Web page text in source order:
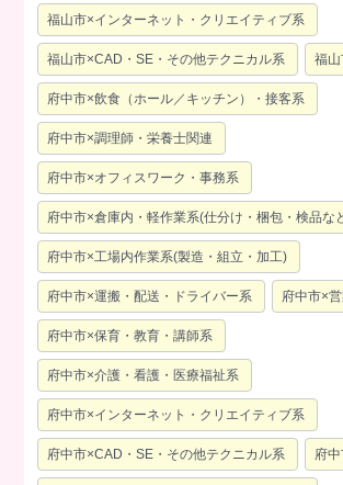
福山市×インターネット・クリエイティブ系
福山市×CAD・SE・その他テクニカル系 福
府中市×飲食（ホール／キッチン）・接客系
府中市×調理師・栄養士関連
府中市×オフィスワーク・事務系
府中市×倉庫内・軽作業系(仕分け・梱包・検品な
府中市×工場内作業系(製造・組立・加工)
府中市×運搬・配送・ドライバー系 府中市×
府中市×保育・教育・講師系
府中市×介護・看護・医療福祉系
府中市×インターネット・クリエイティブ系
府中市×CAD・SE・その他テクニカル系 府